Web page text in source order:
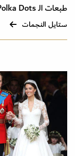
طبعات الـ Polka Dots بين ديانا وكيت
ستايل النجمات